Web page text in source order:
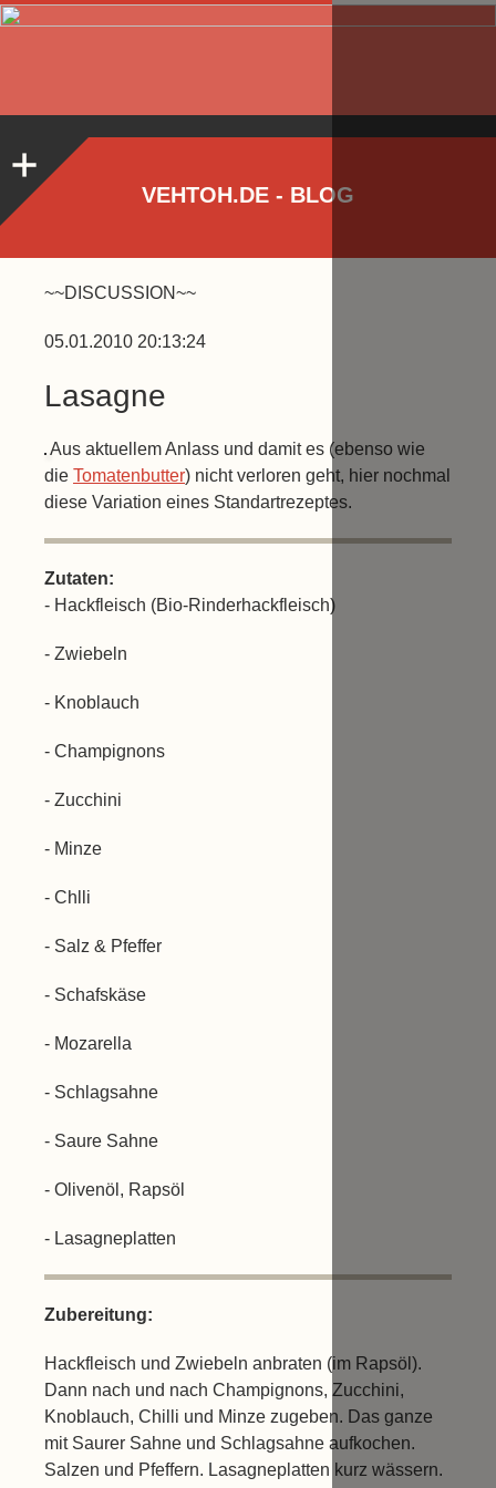
VEHTOH.DE - BLOG
~~DISCUSSION~~
05.01.2010 20:13:24
Lasagne
Aus aktuellem Anlass und damit es (ebenso wie
die Tomatenbutter) nicht verloren geht, hier nochmal
diese Variation eines Standartrezeptes.
Zutaten:
- Hackfleisch (Bio-Rinderhackfleisch)
- Zwiebeln
- Knoblauch
- Champignons
- Zucchini
- Minze
- Chlli
- Salz & Pfeffer
- Schafskäse
- Mozarella
- Schlagsahne
- Saure Sahne
- Olivenöl, Rapsöl
- Lasagneplatten
Zubereitung:
Hackfleisch und Zwiebeln anbraten (im Rapsöl).
Dann nach und nach Champignons, Zucchini,
Knoblauch, Chilli und Minze zugeben. Das ganze
mit Saurer Sahne und Schlagsahne aufkochen.
Salzen und Pfeffern. Lasagneplatten kurz wässern.